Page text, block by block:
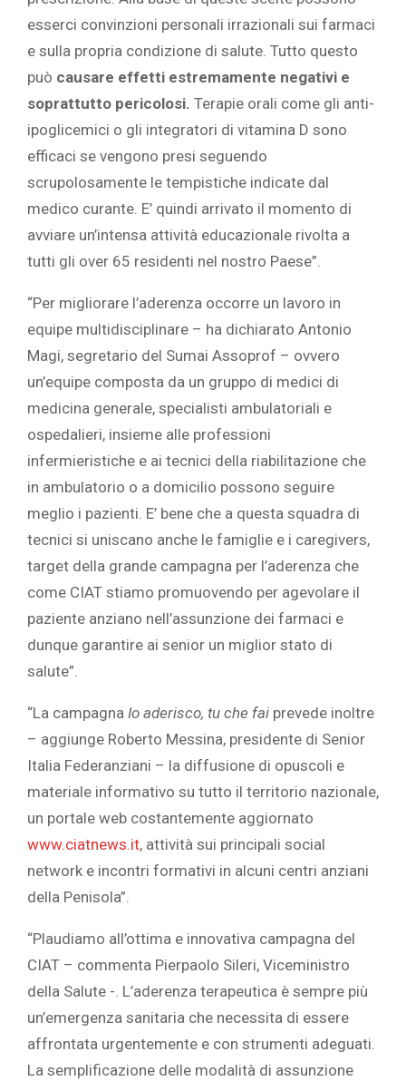
esserci convinzioni personali irrazionali sui farmaci
e sulla propria condizione di salute. Tutto questo
può causare effetti estremamente negativi e
soprattutto pericolosi. Terapie orali come gli anti-
ipoglicemici o gli integratori di vitamina D sono
efficaci se vengono presi seguendo
scrupolosamente le tempistiche indicate dal
medico curante. E’ quindi arrivato il momento di
avviare un’intensa attività educazionale rivolta a
tutti gli over 65 residenti nel nostro Paese”.
“Per migliorare l’aderenza occorre un lavoro in
equipe multidisciplinare – ha dichiarato Antonio
Magi, segretario del Sumai Assoprof – ovvero
un’equipe composta da un gruppo di medici di
medicina generale, specialisti ambulatoriali e
ospedalieri, insieme alle professioni
infermieristiche e ai tecnici della riabilitazione che
in ambulatorio o a domicilio possono seguire
meglio i pazienti. E’ bene che a questa squadra di
tecnici si uniscano anche le famiglie e i caregivers,
target della grande campagna per l’aderenza che
come CIAT stiamo promuovendo per agevolare il
paziente anziano nell’assunzione dei farmaci e
dunque garantire ai senior un miglior stato di
salute”.
“La campagna Io aderisco, tu che fai prevede inoltre
– aggiunge Roberto Messina, presidente di Senior
Italia Federanziani – la diffusione di opuscoli e
materiale informativo su tutto il territorio nazionale,
un portale web costantemente aggiornato
www.ciatnews.it, attività sui principali social
network e incontri formativi in alcuni centri anziani
della Penisola”.
“Plaudiamo all’ottima e innovativa campagna del
CIAT – commenta Pierpaolo Sileri, Viceministro
della Salute -. L’aderenza terapeutica è sempre più
un’emergenza sanitaria che necessita di essere
affrontata urgentemente e con strumenti adeguati.
La semplificazione delle modalità di assunzione